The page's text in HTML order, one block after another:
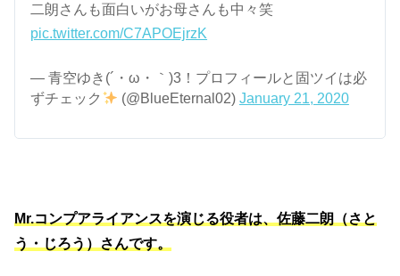
二朗さんも面白いがお母さんも中々笑
pic.twitter.com/C7APOEjrzK
— 青空ゆき(´・ω・｀)3！プロフィールと固ツイは必
ずチェック
(@BlueEternal02) January 21, 2020
Mr.コンプアライアンスを演じる役者は、佐藤二朗（さと
う・じろう）さんです。